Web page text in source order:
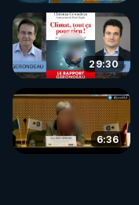
29:30
6:36